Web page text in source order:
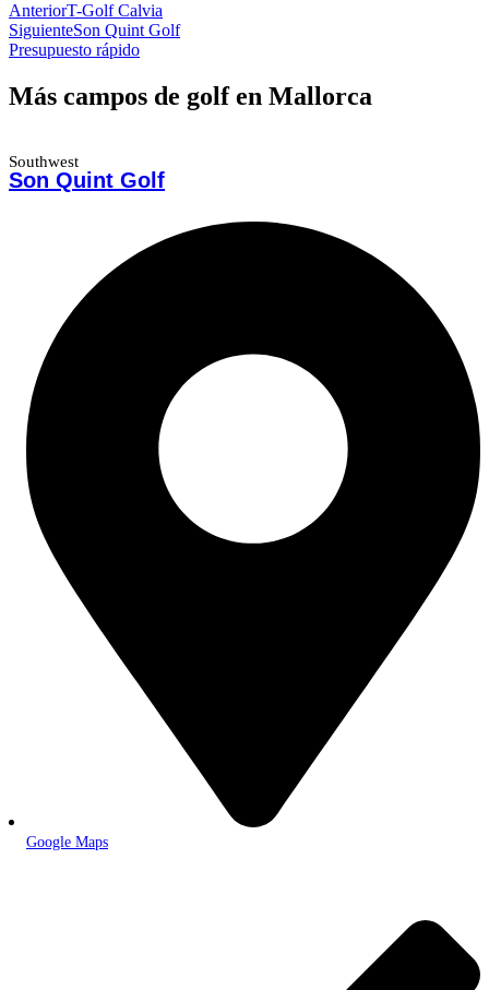
AnteriorT-Golf Calvia
SiguienteSon Quint Golf
Presupuesto rápido
Más campos de golf en Mallorca
Southwest
Son Quint Golf
Google Maps